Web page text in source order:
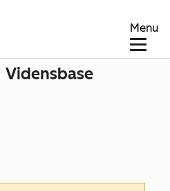
Menu
Vidensbase